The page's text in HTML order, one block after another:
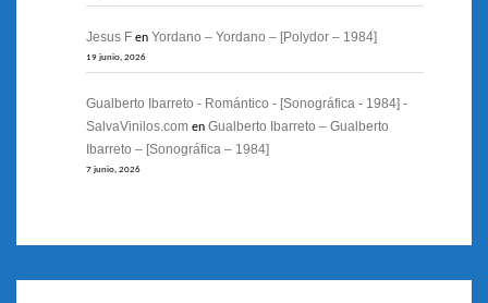
Jesus F en Yordano – Yordano – [Polydor – 1984]
19 junio, 2026
Gualberto Ibarreto - Romántico - [Sonográfica - 1984] -
SalvaVinilos.com en Gualberto Ibarreto – Gualberto
Ibarreto – [Sonográfica – 1984]
7 junio, 2026